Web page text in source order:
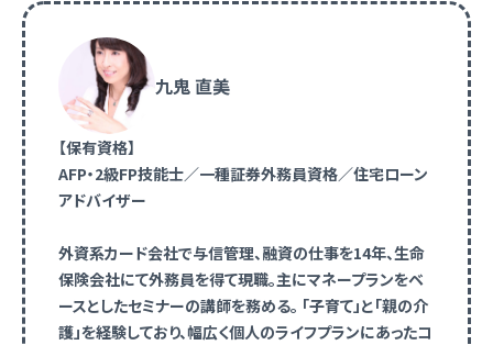
九鬼 直美
【保有資格】
AFP・2級FP技能士／一種証券外務員資格／住宅ローン
アドバイザー
外資系カード会社で与信管理、融資の仕事を14年、生命
保険会社にて外務員を得て現職。主にマネープランをベ
ースとしたセミナーの講師を務める。 「子育て」と「親の介
護」を経験しており、幅広く個人のライフプランにあったコ